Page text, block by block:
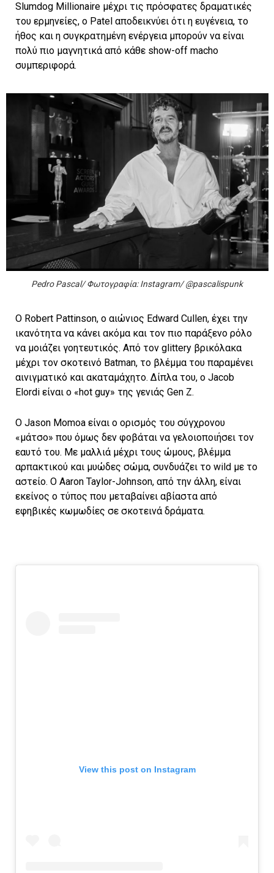
Slumdog Millionaire μέχρι τις πρόσφατες δραματικές
του ερμηνείες, ο Patel αποδεικνύει ότι η ευγένεια, το
ήθος και η συγκρατημένη ενέργεια μπορούν να είναι
πολύ πιο μαγνητικά από κάθε show-off macho
συμπεριφορά.
Pedro Pascal/ Φωτογραφία: Instagram/ @pascalispunk
Ο Robert Pattinson, ο αιώνιος Edward Cullen, έχει την
ικανότητα να κάνει ακόμα και τον πιο παράξενο ρόλο
να μοιάζει γοητευτικός. Από τον glittery βρικόλακα
μέχρι τον σκοτεινό Batman, το βλέμμα του παραμένει
αινιγματικό και ακαταμάχητο. Δίπλα του, ο Jacob
Elordi είναι ο «hot guy» της γενιάς Gen Z.
Ο Jason Momoa είναι ο ορισμός του σύγχρονου
«μάτσο» που όμως δεν φοβάται να γελοιοποιήσει τον
εαυτό του. Με μαλλιά μέχρι τους ώμους, βλέμμα
αρπακτικού και μυώδες σώμα, συνδυάζει το wild με το
αστείο. Ο Aaron Taylor-Johnson, από την άλλη, είναι
εκείνος ο τύπος που μεταβαίνει αβίαστα από
εφηβικές κωμωδίες σε σκοτεινά δράματα.
View this post on Instagram